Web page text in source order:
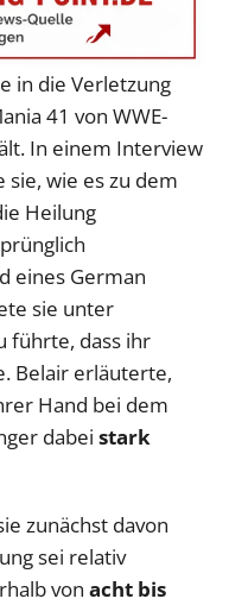
in die Verletzung
41 von WWE-
In einem Interview
sie, wie es zu dem
Heilung
eines German
sie unter
führte, dass ihr
Belair erläuterte,
Hand bei dem
dabei stark
zunächst davon
sei relativ
von acht bis